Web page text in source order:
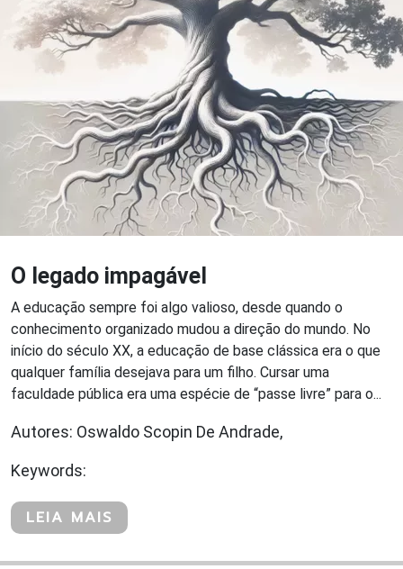
O legado impagável
A educação sempre foi algo valioso, desde quando o
conhecimento organizado mudou a direção do mundo. No
início do século XX, a educação de base clássica era o que
qualquer família desejava para um filho. Cursar uma
faculdade pública era uma espécie de “passe livre” para o...
Autores: Oswaldo Scopin De Andrade,
Keywords:
LEIA MAIS